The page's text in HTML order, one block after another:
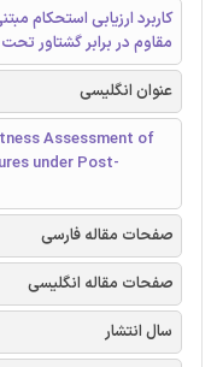
کاربرد ارزیابی استحکام
مقاوم در برابر گشتاور
عنوان انگلیسی
Assessment of
under Post-
صفحات مقاله فارسی
صفحات مقاله انگلیسی
سال انتشار